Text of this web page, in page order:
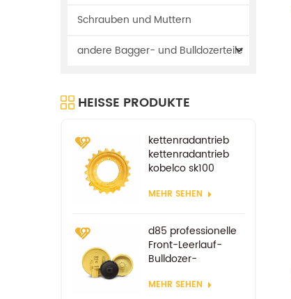
Schrauben und Muttern
andere Bagger- und Bulldozerteile
HEISSE PRODUKTE
kettenradantrieb
kettenradantrieb
kobelco sk100
fahrradersatzteile
MEHR SEHEN
d85 professionelle
Front-Leerlauf-
Bulldozer-
MEHR SEHEN